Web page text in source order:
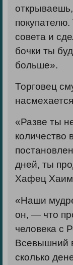
совета и
бочки ты
больше».
Торговец
«Разве ты
количество
дней, ты
Хафец
«Наши
он, — что
человека с
Всевышний
сколько